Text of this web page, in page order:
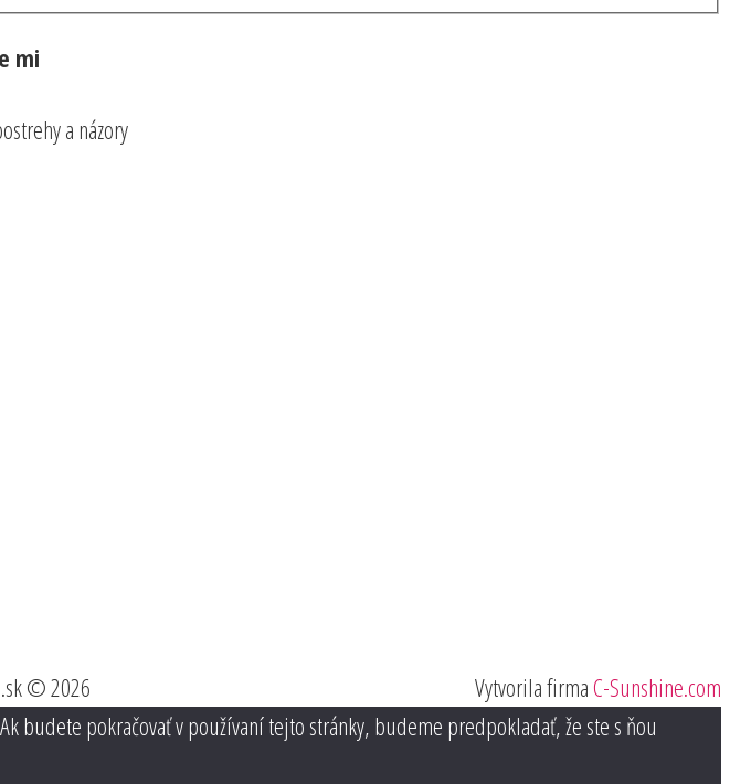
mi
a názory
© 2026 Vytvorila firmaC-Sunshine.com
budete pokračovať v používaní tejto stránky, budeme predpokladať, že ste s ňou